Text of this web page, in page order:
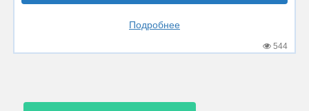
Подробнее
544